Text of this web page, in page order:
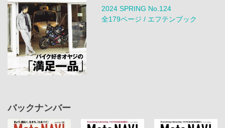
2024 SPRING No.124
全179ページ / エフテンブック
バックナンバー